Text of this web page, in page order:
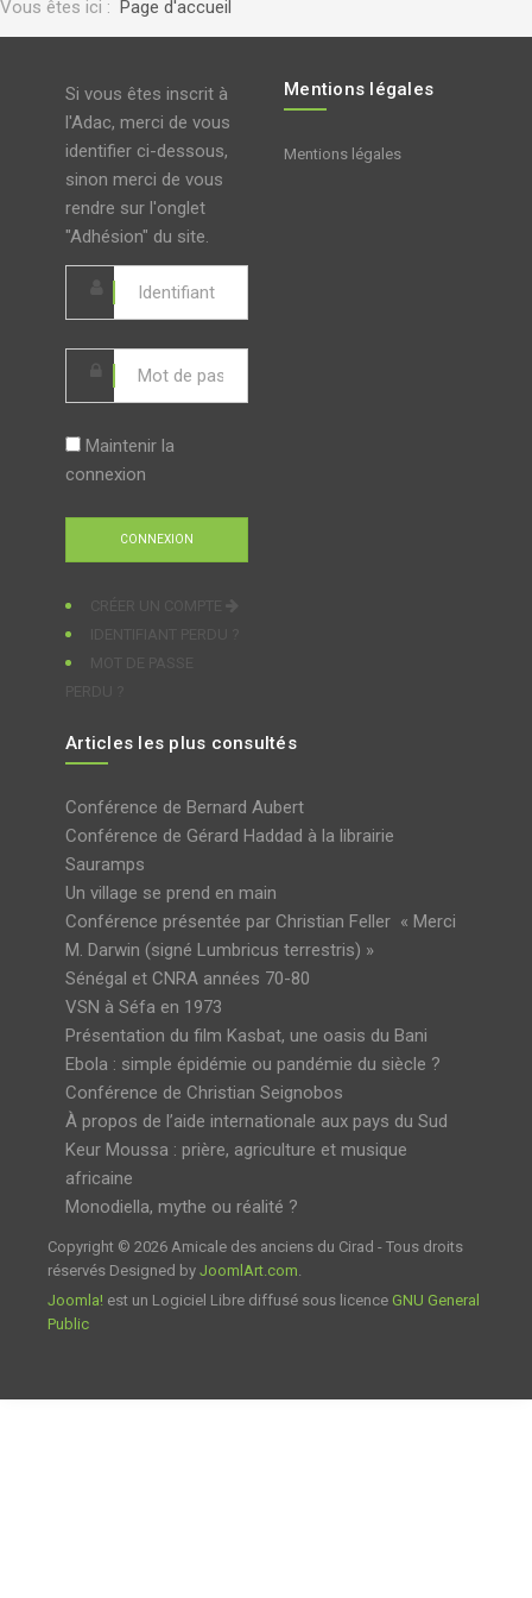
Vous êtes ici : Page d'accueil
Si vous êtes inscrit à
l'Adac, merci de vous
identifier ci-dessous,
sinon merci de vous
rendre sur l'onglet
"Adhésion" du site.
Maintenir la
connexion
Mentions légales
Mentions légales
Articles les plus consultés
Conférence de Bernard Aubert
Conférence de Gérard Haddad à la librairie
Sauramps
Un village se prend en main
Conférence présentée par Christian Feller « Merci
M. Darwin (signé Lumbricus terrestris) »
Sénégal et CNRA années 70-80
VSN à Séfa en 1973
Présentation du film Kasbat, une oasis du Bani
Ebola : simple épidémie ou pandémie du siècle ?
Conférence de Christian Seignobos
À propos de l’aide internationale aux pays du Sud
Keur Moussa : prière, agriculture et musique
africaine
Monodiella, mythe ou réalité ?
Copyright © 2026 Amicale des anciens du Cirad - Tous droits
réservés Designed by JoomlArt.com.
Joomla! est un Logiciel Libre diffusé sous licence GNU General
Public